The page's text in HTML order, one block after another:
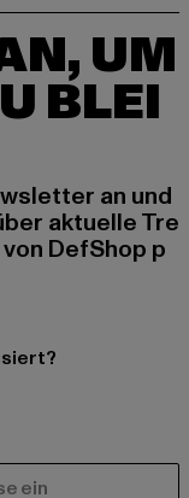
UM
BLEI
an und
aktuelle Tre
DefShop p